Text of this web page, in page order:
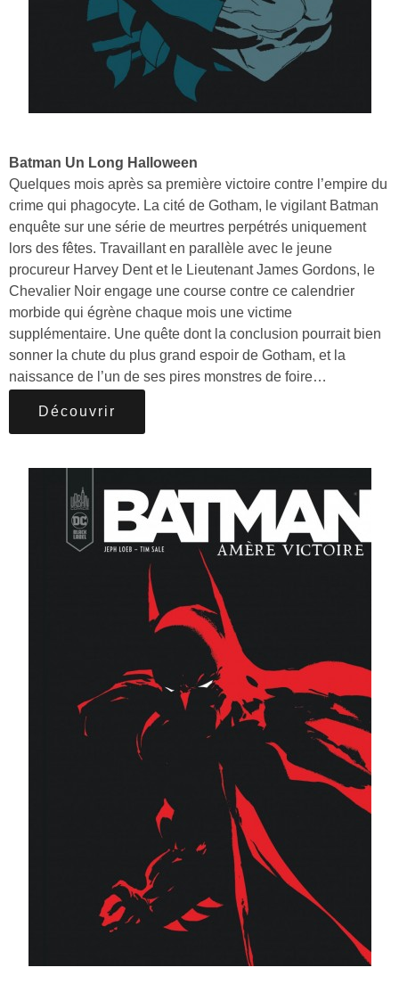
Batman Un Long Halloween
Quelques mois après sa première victoire contre l’empire du
crime qui phagocyte. La cité de Gotham, le vigilant Batman
enquête sur une série de meurtres perpétrés uniquement
lors des fêtes. Travaillant en parallèle avec le jeune
procureur Harvey Dent et le Lieutenant James Gordons, le
Chevalier Noir engage une course contre ce calendrier
morbide qui égrène chaque mois une victime
supplémentaire. Une quête dont la conclusion pourrait bien
sonner la chute du plus grand espoir de Gotham, et la
naissance de l’un de ses pires monstres de foire…
Découvrir